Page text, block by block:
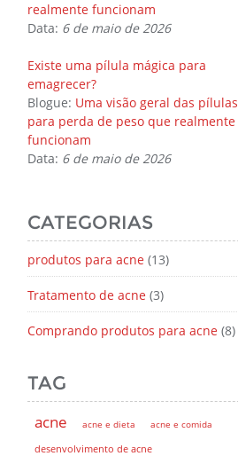
realmente funcionam
Data: 6 de maio de 2026
Existe uma pílula mágica para
emagrecer?
Blogue: Uma visão geral das pílulas
para perda de peso que realmente
funcionam
Data: 6 de maio de 2026
CATEGORIAS
produtos para acne (13)
Tratamento de acne (3)
Comprando produtos para acne (8)
TAG
acne acne e dieta
acne e comida
desenvolvimento de acne